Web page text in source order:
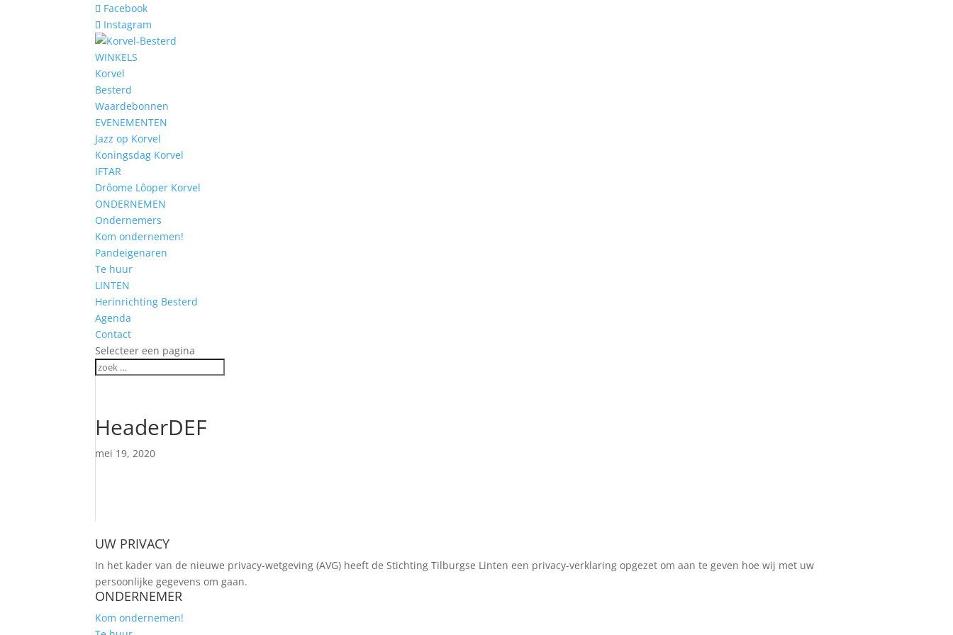
Facebook
Instagram
WINKELS
Korvel
Besterd
Waardebonnen
EVENEMENTEN
Jazz op Korvel
Koningsdag Korvel
IFTAR
Drôome Lôoper Korvel
ONDERNEMEN
Ondernemers
Kom ondernemen!
Pandeigenaren
Te huur
LINTEN
Herinrichting Besterd
Agenda
Contact
Selecteer een pagina
HeaderDEF
mei 19, 2020
UW PRIVACY
In het kader van de nieuwe privacy-wetgeving (AVG) heeft de Stichting Tilburgse Linten een privacy-verklaring opgezet om aan te geven hoe wij met uw
persoonlijke gegevens om gaan.
ONDERNEMER
Kom ondernemen!